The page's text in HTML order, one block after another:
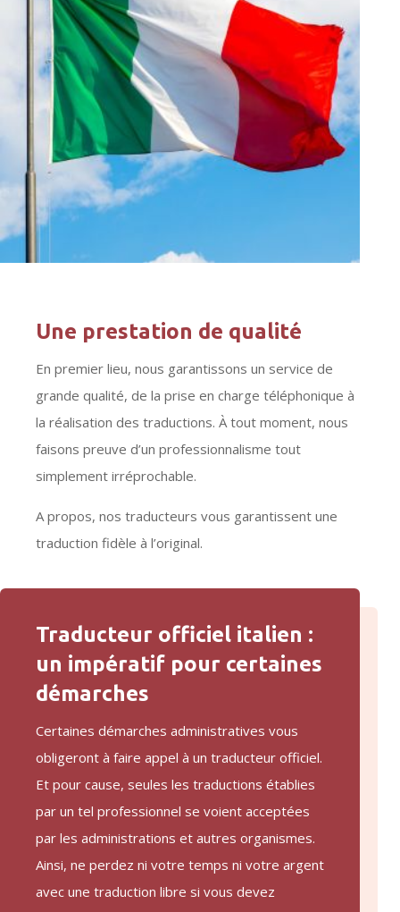
Une prestation de qualité
En premier lieu, nous garantissons un service de
grande qualité, de la prise en charge téléphonique à
la réalisation des traductions. À tout moment, nous
faisons preuve d’un professionnalisme tout
simplement irréprochable.
A propos, nos traducteurs vous garantissent une
traduction fidèle à l’original.
Traducteur officiel italien :
un impératif pour certaines
démarches
Certaines démarches administratives vous
obligeront à faire appel à un traducteur officiel.
Et pour cause, seules les traductions établies
par un tel professionnel se voient acceptées
par les administrations et autres organismes.
Ainsi, ne perdez ni votre temps ni votre argent
avec une traduction libre si vous devez